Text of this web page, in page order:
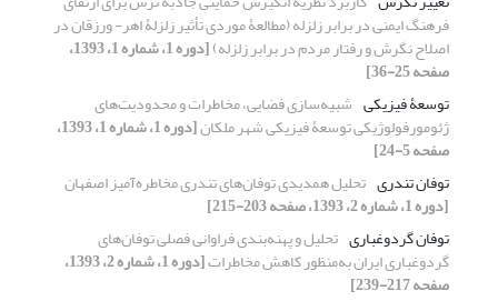
فرهنگ ایمنی در برابر زلزله (مطالعۀ موردی تأثیر زلزلۀ اهر- ورزقان در
اصلاح نگرش و رفتار مردم در برابر زلزله) [دوره 1، شماره 1، 1393،
صفحه 25-36]
توسعۀ فیزیکی شبیه‌سازی فضایی، مخاطرات و محدودیت‌های
ژئومورفولوژیکی توسعۀ فیزیکی شهر ملکان [دوره 1، شماره 1، 1393،
صفحه 5-24]
توفان تندری تحلیل همدیدی توفان‌های تندری مخاطره‌آمیز اصفهان
[دوره 1، شماره 2، 1393، صفحه 203-215]
توفان گرد‌و‌غباری تحلیل و پهنه‌بندی فراوانی فصلی توفان‌های
گردوغباری ایران به‌منظور کاهش مخاطرات [دوره 1، شماره 2، 1393،
صفحه 217-239]